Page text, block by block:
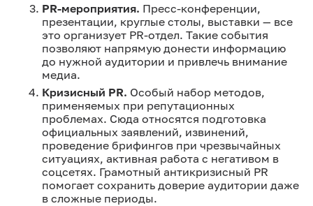
PR-мероприятия. Пресс-конференции,
презентации, круглые столы, выставки — все
это организует PR-отдел. Такие события
позволяют напрямую донести информацию
до нужной аудитории и привлечь внимание
медиа.
Кризисный PR. Особый набор методов,
применяемых при репутационных
проблемах. Сюда относятся подготовка
официальных заявлений, извинений,
проведение брифингов при чрезвычайных
ситуациях, активная работа с негативом в
соцсетях. Грамотный антикризисный PR
помогает сохранить доверие аудитории даже
в сложные периоды.